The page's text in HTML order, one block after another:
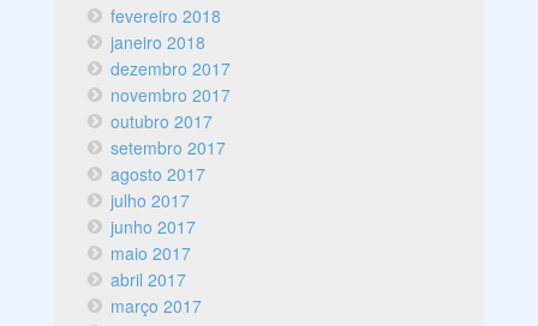
fevereiro 2018
janeiro 2018
dezembro 2017
novembro 2017
outubro 2017
setembro 2017
agosto 2017
julho 2017
junho 2017
maio 2017
abril 2017
março 2017